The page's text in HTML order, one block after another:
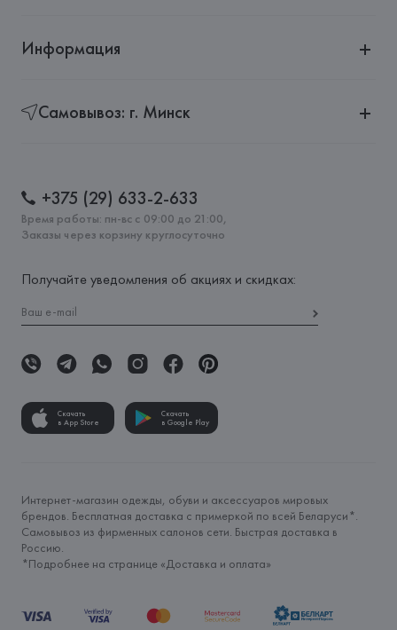
Информация
Самовывоз: г. Минск
+375 (29) 633-2-633
Время работы: пн-вс с 09:00 до 21:00,
Заказы через корзину круглосуточно
Получайте уведомления об акциях и скидках:
Скачать
в App Store
Скачать
в Google Play
Интернет-магазин одежды, обуви и аксессуаров мировых
брендов. Бесплатная доставка с примеркой по всей Беларуси*.
Самовывоз из фирменных салонов сети. Быстрая доставка в
Россию.
*Подробнее на странице «Доставка и оплата»